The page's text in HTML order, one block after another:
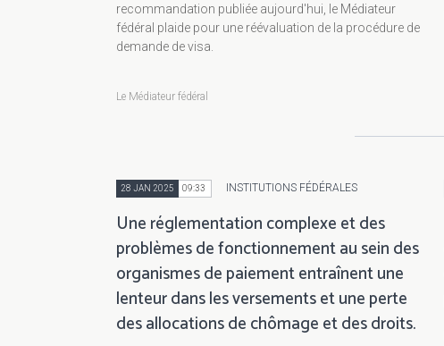
recommandation publiée aujourd'hui, le Médiateur
fédéral plaide pour une réévaluation de la procédure de
demande de visa.
Le Médiateur fédéral
28 JAN 2025 09:33 INSTITUTIONS FÉDÉRALES
Une réglementation complexe et des
problèmes de fonctionnement au sein des
organismes de paiement entraînent une
lenteur dans les versements et une perte
des allocations de chômage et des droits.